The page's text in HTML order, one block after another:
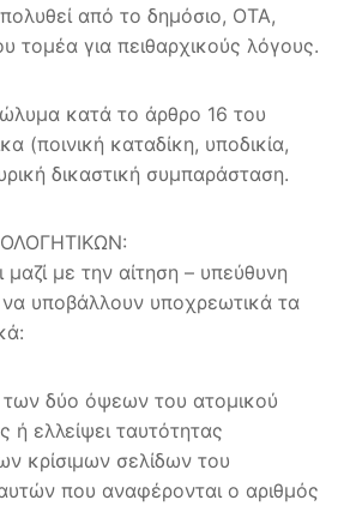
από το δημόσιο, ΟΤΑ,
τομέα για πειθαρχικούς λόγους.
κατά το άρθρο 16 του
(ποινική καταδίκη, υποδικία,
δικαστική συμπαράσταση.
μαζί με την αίτηση – υπεύθυνη
υποβάλλουν υποχρεωτικά τα
δύο όψεων του ατομικού
ή ελλείψει ταυτότητας
κρίσιμων σελίδων του
που αναφέρονται ο αριθμός